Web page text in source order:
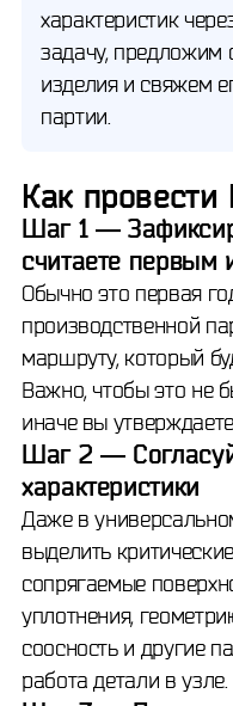
характеристик
задачу, предложим
изделия и свяжем
партии.
Как
Шаг 1 —
считаете первым
Обычно это первая
производственной
маршруту, который
Важно, чтобы это не
иначе вы
Шаг 2 —
характеристики
Даже в
выделить
сопрягаемые
уплотнения,
соосность и другие
работа детали в узле.